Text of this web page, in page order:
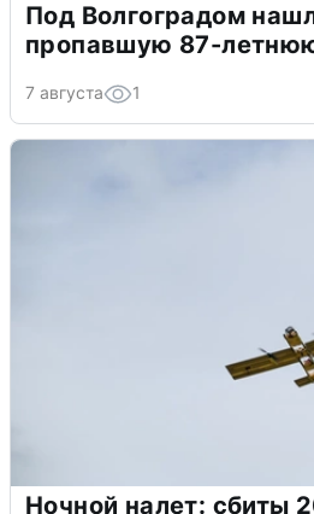
Под Волгоградом
пропавшую 87-
7 августа 1
Ночной налет: сбиты